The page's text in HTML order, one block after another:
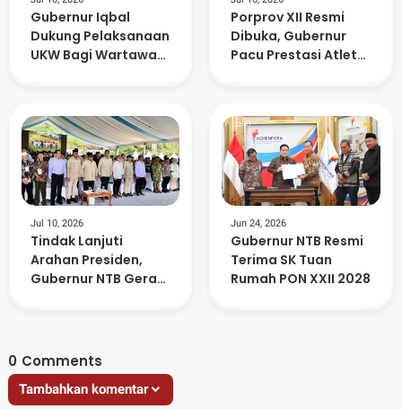
Gubernur Iqbal
Dukung Pelaksanaan
UKW Bagi Wartawan
Porprov XII Resmi
Dibuka, Gubernur
Pacu Prestasi Atlet
Jul 10, 2026
Tindak Lanjuti
Arahan Presiden,
Gubernur NTB Gerak
Jun 24, 2026
Gubernur NTB Resmi
Terima SK Tuan
Rumah PON XXII 2028
0 Comments
Tambahkan komentar